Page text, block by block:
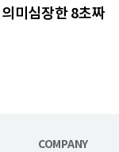
미심장한 8초짜
COMPANY